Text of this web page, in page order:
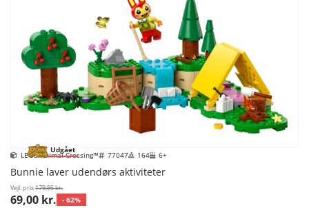
Udgået
LEGO Animal Crossing™ 77047 164 6+
Bunnie laver udendørs aktiviteter
Vejl. pris179,95 kr.
69,00 kr. - 62%